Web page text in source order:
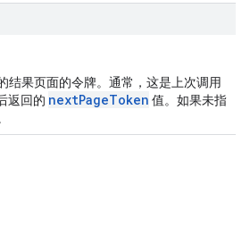
结果页面的令牌。通常，这是上次调用
返回的 nextPageToken 值。如果未指